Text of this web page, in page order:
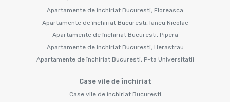
Apartamente de închiriat Bucuresti, Floreasca
Apartamente de închiriat Bucuresti, Iancu Nicolae
Apartamente de închiriat Bucuresti, Pipera
Apartamente de închiriat Bucuresti, Herastrau
Apartamente de închiriat Bucuresti, P-ta Universitatii
Case vile de închiriat
Case vile de închiriat Bucuresti